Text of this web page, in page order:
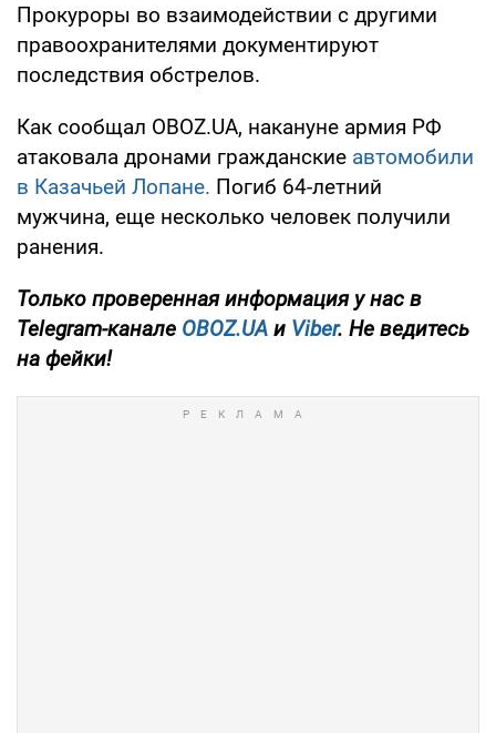
Прокуроры во взаимодействии с другими
правоохранителями документируют
последствия обстрелов.
Как сообщал OBOZ.UA, накануне армия РФ
атаковала дронами гражданские автомобили
в Казачьей Лопане. Погиб 64-летний
мужчина, еще несколько человек получили
ранения.
Только проверенная информация у нас в
Telegram-канале OBOZ.UA и Viber. Не ведитесь
на фейки!